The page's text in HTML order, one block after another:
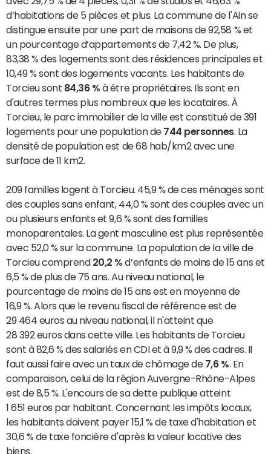
d’habitations de 5 pièces et plus. La commune de l'Ain se
distingue ensuite par une part de maisons de 92,58 % et
un pourcentage d’appartements de 7,42 %. De plus,
83,38 % des logements sont des résidences principales et
10,49 % sont des logements vacants. Les habitants de
Torcieu sont 84,36 % à être propriétaires. Ils sont en
d'autres termes plus nombreux que les locataires. À
Torcieu, le parc immobilier de la ville est constitué de 391
logements pour une population de 744 personnes. La
densité de population est de 68 hab/km2 avec une
surface de 11 km2.
209 familles logent à Torcieu. 45,9 % de ces ménages sont
des couples sans enfant, 44,0 % sont des couples avec un
ou plusieurs enfants et 9,6 % sont des familles
monoparentales. La gent masculine est plus représentée
avec 52,0 % sur la commune. La population de la ville de
Torcieu comprend 20,2 % d’enfants de moins de 15 ans et
6,5 % de plus de 75 ans. Au niveau national, le
pourcentage de moins de 15 ans est en moyenne de
16,9 %. Alors que le revenu fiscal de référence est de
29 464 euros au niveau national, il n'atteint que
28 392 euros dans cette ville. Les habitants de Torcieu
sont à 82,6 % des salariés en CDI et à 9,9 % des cadres. Il
faut aussi faire avec un taux de chômage de 7,6 %. En
comparaison, celui de la région Auvergne-Rhône-Alpes
est de 8,5 %. L'encours de sa dette publique atteint
1 651 euros par habitant. Concernant les impôts locaux,
les habitants doivent payer 15,1 % de taxe d'habitation et
30,6 % de taxe foncière d'après la valeur locative des
biens.